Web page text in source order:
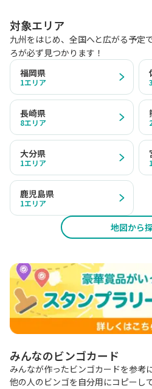
対象エリア
九州をはじめ、全国へと広がる予定
ろが必ず見つかります！
福岡県
1エリア 3
長崎県
8エリア
大分県
1エリア 1
鹿児島県
1エリア
地図から
みんなのビンゴカード
みんなが作ったビンゴカードを参考
他の人のビンゴを自分用にコピーし